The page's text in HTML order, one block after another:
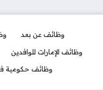
وظائف عن بعد
وظائف الإمارات للوافدين
وظائف حكومية